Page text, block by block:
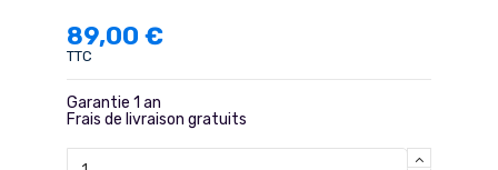
89,00 €
TTC
Garantie 1 an
Frais de livraison gratuits